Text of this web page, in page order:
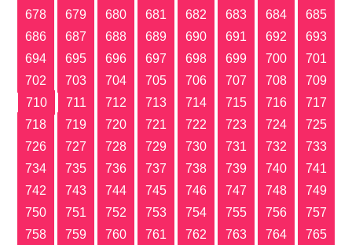
678
679 680 681 682 683 684
685
686
687 688 689 690 691 692
693
694
695 696 697 698 699 700
701
702
703 704 705 706 707 708
709
710
711 712 713 714 715 716
717
718
719 720 721 722 723 724
725
726
727 728 729 730 731 732
733
734
735 736 737 738 739 740
741
742
743 744 745 746 747 748
749
750
751 752 753 754 755 756
757
758
759 760 761 762 763 764
765